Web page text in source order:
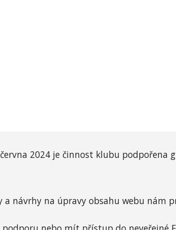
2024 je činnost klubu podpořena
a návrhy na úpravy obsahu webu nám